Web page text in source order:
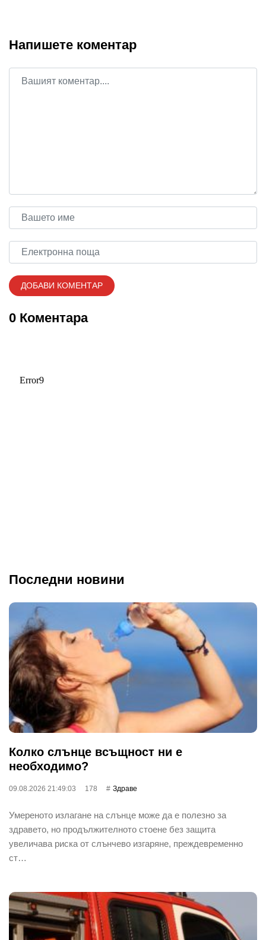
Напишете коментар
0 Коментара
Последни новини
Колко слънце всъщност ни е
необходимо?
09.08.2026 21:49:03 178 Здраве
Умереното излагане на слънце може да е полезно за
здравето, но продължителното стоене без защита
увеличава риска от слънчево изгаряне, преждевременно
ст…